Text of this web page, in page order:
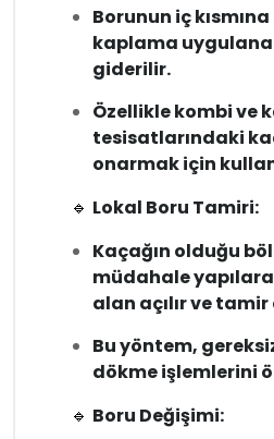
Borunun iç
kaplama
giderilir.
Özellikle kombi ve
tesisatlarındaki
onarmak için
🔹 Lokal Boru Tamiri:
Kaçağın olduğu
müdahale
alan açılır ve
Bu yöntem,
dökme işlemlerini
🔹 Boru Değişimi: